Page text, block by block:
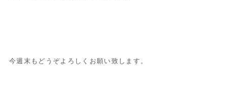
今週末もどうぞよろしくお願い致します。